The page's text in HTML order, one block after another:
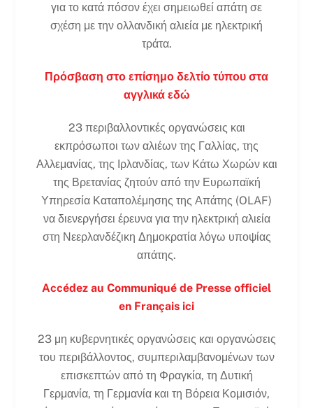
για το κατά πόσον έχει σημειωθεί απάτη σε
σχέση με την ολλανδική αλιεία με ηλεκτρική
τράτα.
Πρόσβαση στο επίσημο δελτίο τύπου στα
αγγλικά εδώ
23 περιβαλλοντικές οργανώσεις και
εκπρόσωποι των αλιέων της Γαλλίας, της
Αλλεμανίας, της Ιρλανδίας, των Κάτω Χωρών και
της Βρετανίας ζητούν από την Ευρωπαϊκή
Υπηρεσία Καταπολέμησης της Απάτης (OLAF)
να διενεργήσει έρευνα για την ηλεκτρική αλιεία
στη Νεερλανδέζικη Δημοκρατία λόγω υποψίας
απάτης.
Accédez au Communiqué de Presse officiel
en Français ici
23 μη κυβερνητικές οργανώσεις και οργανώσεις
του περιβάλλοντος, συμπεριλαμβανομένων των
επισκεπτών από τη Φραγκία, τη Δυτική
Γερμανία, τη Γερμανία και τη Βόρεια Κομισιόν,